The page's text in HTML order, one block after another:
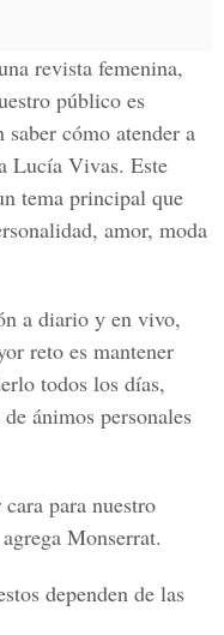
revista femenina,
público es
cómo atender a
Lucía Vivas. Este
tema principal que
amor, moda
a diario y en vivo,
reto es mantener
todos los días,
ánimos personales
para nuestro
Monserrat.
dependen de las